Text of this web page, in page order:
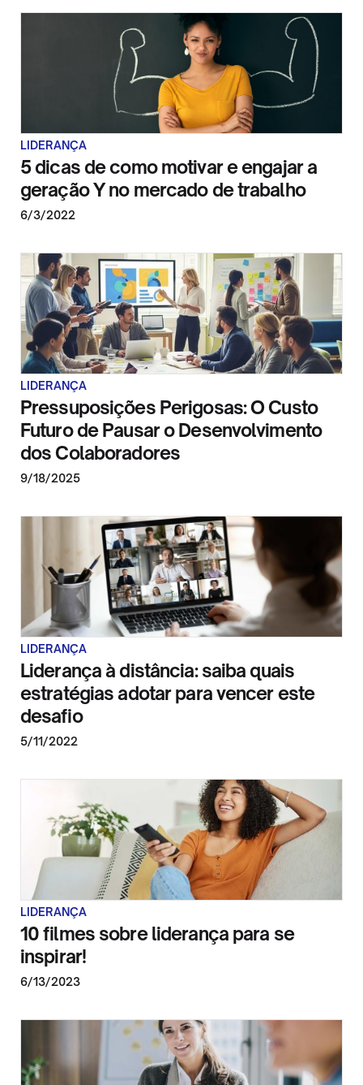
LIDERANÇA
5 dicas de como motivar e engajar a
geração Y no mercado de trabalho
6/3/2022
LIDERANÇA
Pressuposições Perigosas: O Custo
Futuro de Pausar o Desenvolvimento
dos Colaboradores
9/18/2025
LIDERANÇA
Liderança à distância: saiba quais
estratégias adotar para vencer este
desafio
5/11/2022
LIDERANÇA
10 filmes sobre liderança para se
inspirar!
6/13/2023